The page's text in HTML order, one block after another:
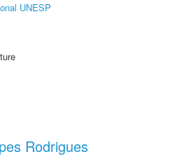
UNESP
Rodrigues